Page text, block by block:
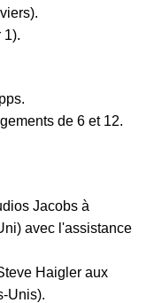
1).
de 6 et 12.
Jacobs à
avec l'assistance
Haigler aux
Unis).